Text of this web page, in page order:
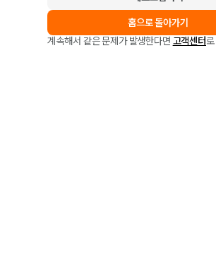
홈으로 돌아가기
계속해서 같은 문제가 발생한다면 고객센터